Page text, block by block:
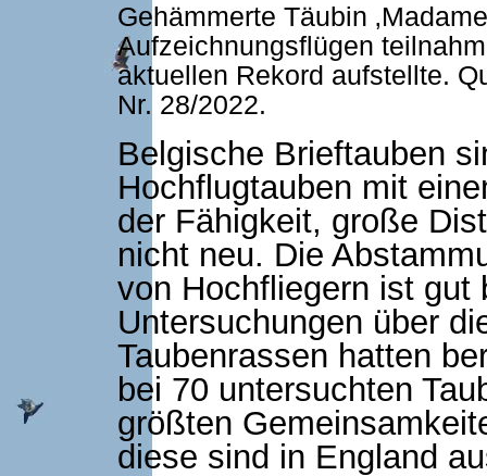
Gehämmerte Täubin
Aufzeichnungsflügen
aktuellen Rekord aufstellte.
Nr. 28/2022.
Belgische Brieftauben
Hochflugtauben mit
der Fähigkeit, große
nicht neu. Die
von Hochfliegern ist gut
Untersuchungen über
Taubenrassen hatten
bei 70 untersuchten
größten
diese sind in England